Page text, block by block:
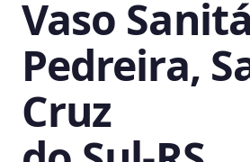
Vaso
Pedreira,
Cruz